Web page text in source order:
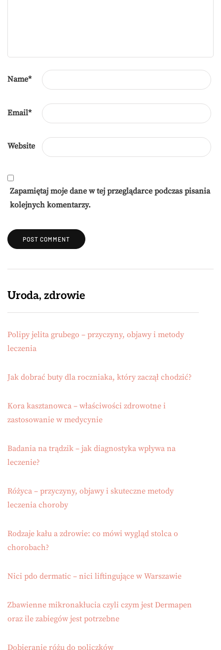
Name*
Email*
Website
Zapamiętaj moje dane w tej przeglądarce podczas pisania
kolejnych komentarzy.
Uroda, zdrowie
Polipy jelita grubego – przyczyny, objawy i metody
leczenia
Jak dobrać buty dla roczniaka, który zaczął chodzić?
Kora kasztanowca – właściwości zdrowotne i
zastosowanie w medycynie
Badania na trądzik – jak diagnostyka wpływa na
leczenie?
Różyca – przyczyny, objawy i skuteczne metody
leczenia choroby
Rodzaje kału a zdrowie: co mówi wygląd stolca o
chorobach?
Nici pdo dermatic – nici liftingujące w Warszawie
Zbawienne mikronakłucia czyli czym jest Dermapen
oraz ile zabiegów jest potrzebne
Dobieranie różu do policzków